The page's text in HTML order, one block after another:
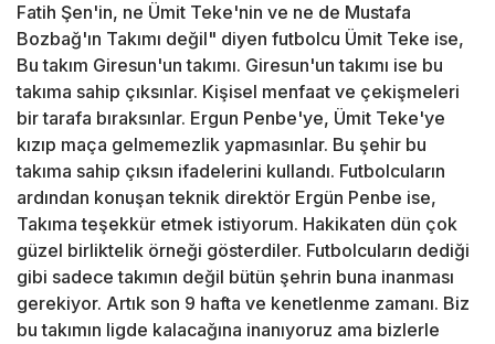
Fatih Şen'in, ne Ümit Teke'nin ve ne de Mustafa
Bozbağ'ın Takımı değil" diyen futbolcu Ümit Teke ise,
Bu takım Giresun'un takımı. Giresun'un takımı ise bu
takıma sahip çıksınlar. Kişisel menfaat ve çekişmeleri
bir tarafa bıraksınlar. Ergun Penbe'ye, Ümit Teke'ye
kızıp maça gelmemezlik yapmasınlar. Bu şehir bu
takıma sahip çıksın ifadelerini kullandı. Futbolcuların
ardından konuşan teknik direktör Ergün Penbe ise,
Takıma teşekkür etmek istiyorum. Hakikaten dün çok
güzel birliktelik örneği gösterdiler. Futbolcuların dediği
gibi sadece takımın değil bütün şehrin buna inanması
gerekiyor. Artık son 9 hafta ve kenetlenme zamanı. Biz
bu takımın ligde kalacağına inanıyoruz ama bizlerle